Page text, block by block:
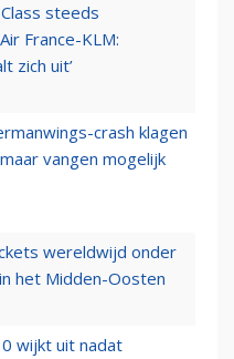
steeds
France-KLM:
zich uit’
crash klagen
vangen mogelijk
wereldwijd onder
het Midden-Oosten
wijkt uit nadat